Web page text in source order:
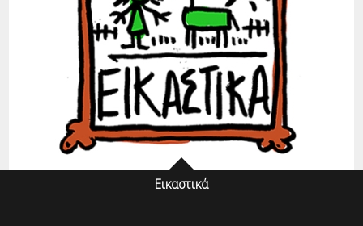
Εικαστικά